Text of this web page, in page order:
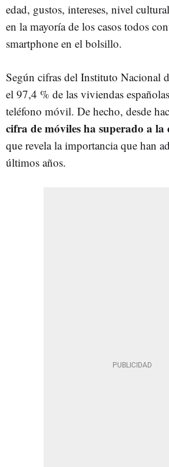
edad, gustos, intereses, nivel
en la mayoría de los casos todos
smartphone en el bolsillo.
Según cifras del Instituto Nacional
el 97,4 % de las viviendas
teléfono móvil. De hecho, desde
cifra de móviles ha superado a la
que revela la importancia que han
últimos años.